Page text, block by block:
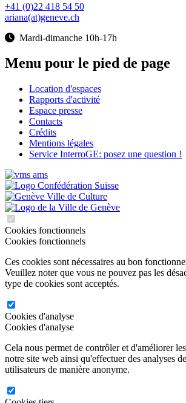
+41 (0)22 418 54 50
ariana(at)geneve.ch
Mardi-dimanche 10h-17h
Menu pour le pied de page
Location d'espaces
Rapports d'activité
Espace presse
Contacts
Crédits
Mentions légales
Service InterroGE: posez une question !
Cookies fonctionnels
Cookies fonctionnels
Ces cookies sont nécessaires au bon
Veuillez noter que vous ne pouvez pas les
type de cookies sont acceptés.
Cookies d'analyse
Cookies d'analyse
Cela nous permet de contrôler et d'améliorer
notre site web ainsi qu'effectuer des analyses
utilisateurs de manière anonyme.